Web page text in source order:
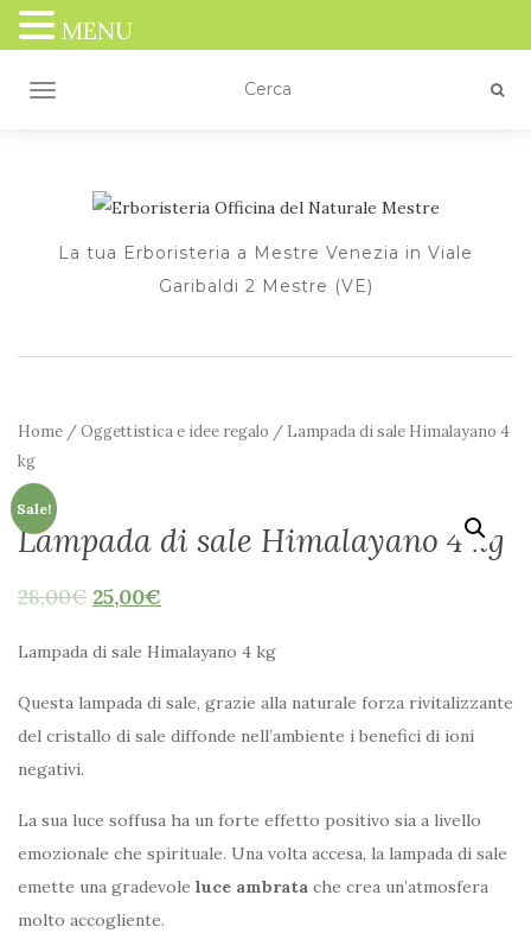
TOGGLE NAVIGATION
La tua Erboristeria a Mestre Venezia in Viale
Garibaldi 2 Mestre (VE)
Home /Oggettistica e idee regalo / Lampada di sale Himalayano 4
kg
Sale!
Lampada di sale Himalayano 4 kg
28,00€ 25,00€
Lampada di sale Himalayano 4 kg
Questa lampada di sale, grazie alla naturale forza rivitalizzante
del cristallo di sale diffonde nell’ambiente i benefici di ioni
negativi.
La sua luce soffusa ha un forte effetto positivo sia a livello
emozionale che spirituale. Una volta accesa, la lampada di sale
emette una gradevole luce ambrata che crea un’atmosfera
molto accogliente.
MENU